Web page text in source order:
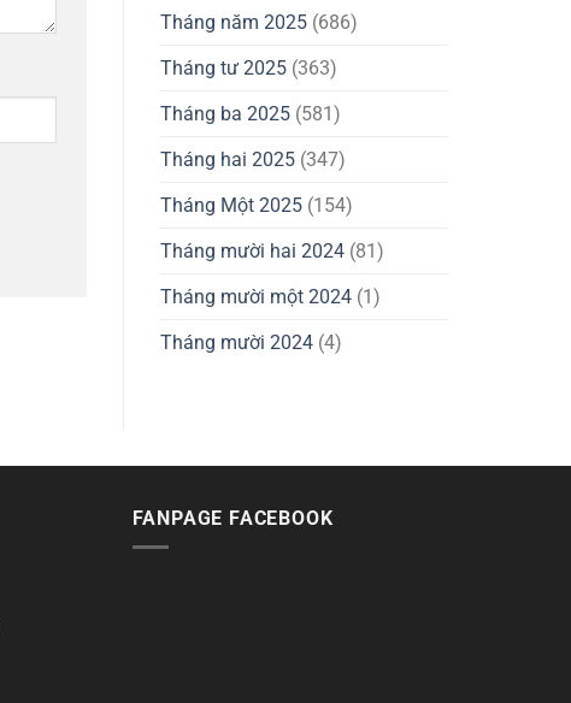
Tháng năm 2025 (686)
Tháng tư 2025 (363)
Tháng ba 2025 (581)
Tháng hai 2025 (347)
Tháng Một 2025 (154)
Tháng mười hai 2024 (81)
Tháng mười một 2024 (1)
Tháng mười 2024 (4)
FANPAGE FACEBOOK